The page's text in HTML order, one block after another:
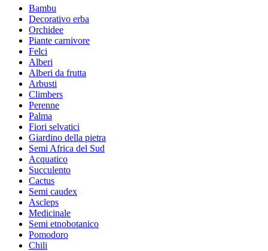
Bambu
Decorativo erba
Orchidee
Piante carnivore
Felci
Alberi
Alberi da frutta
Arbusti
Climbers
Perenne
Palma
Fiori selvatici
Giardino della pietra
Semi Africa del Sud
Acquatico
Succulento
Cactus
Semi caudex
Ascleps
Medicinale
Semi etnobotanico
Pomodoro
Chili